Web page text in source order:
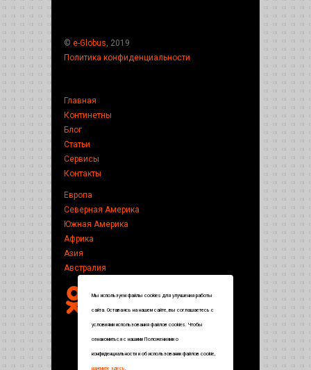
© e-Globus , 2019
Политика конфиденциальности
Главная
Континетны
Блог
Статьи
Сервисы
Контакты
Европа
Северная Америка
Южная Америка
Африка
Азия
Австралия
Мы используем файлы cookies для улучшения работы
сайта. Оставаясь на нашем сайте, вы соглашаетесь с
условиями использования файлов cookies. Чтобы
ознакомиться с нашими Положениями о
конфиденциальности и об использовании файлов cookie,
нажмите здесь.